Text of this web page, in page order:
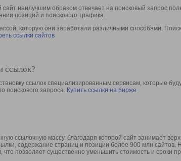
наилучшим образом отвечает на поисковый запрос
позиций и поискового трафика.
которую они заработали различными способами.
ссылки сайтов
ссылок?
ссылок специализированным сервисам, которые
поискового запроса. Купить ссылки на бирже
ссылочную массу, благодаря которой сайт занимает
содержание страниц и позиции более 900 млн
позволяет существенно уменьшить стоимость и сроки